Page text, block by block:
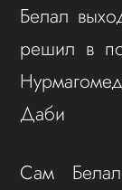
Белал
решил в
Даби
Сам